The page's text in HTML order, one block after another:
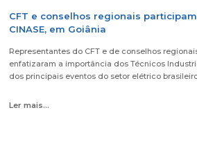
CFT e conselhos regionais participam
CINASE, em Goiânia
Representantes do CFT e de conselhos
enfatizaram a importância dos Técnicos
dos principais eventos do setor elétrico
Ler mais...